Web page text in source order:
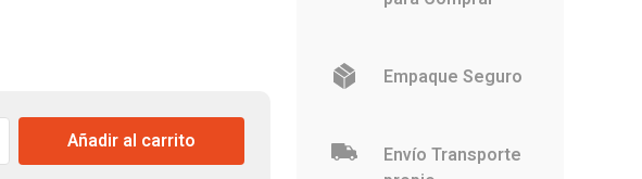
es:
$275.061.
Añadir al carrito
Empaque Seguro
Envío Transporte